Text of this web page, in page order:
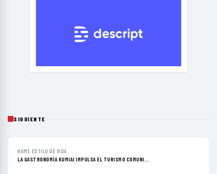
SIGUIENTE
HOME›ESTILO DE VIDA›
LA GASTRONOMÍA KUMIAI IMPULSA EL TURISMO COMUNI...